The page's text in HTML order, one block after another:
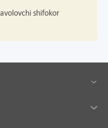
shifokor